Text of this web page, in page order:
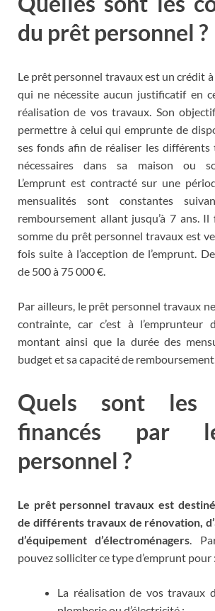
du prêt personnel ?
Le prêt personnel travaux est un crédit
qui ne nécessite aucun justificatif en
réalisation de vos travaux. Son
permettre à celui qui emprunte de
ses fonds afin de réaliser les différents
nécessaires dans sa maison ou
L’emprunt est contracté sur une
mensualités sont constantes
remboursement allant jusqu’à 7 ans.
somme du prêt personnel travaux est
fois suite à l’acception de l’emprunt.
de 500 à 75 000 €.
Par ailleurs, le prêt personnel travaux
contrainte, car c’est à l’emprunteur
montant ainsi que la durée des
budget et sa capacité de remboursement.
Quels sont les
financés par
personnel ?
Le prêt personnel travaux est
de différents travaux de rénovation,
d’équipement d’électroménagers.
pouvez solliciter ce type d’emprunt pour :
La réalisation de vos travaux